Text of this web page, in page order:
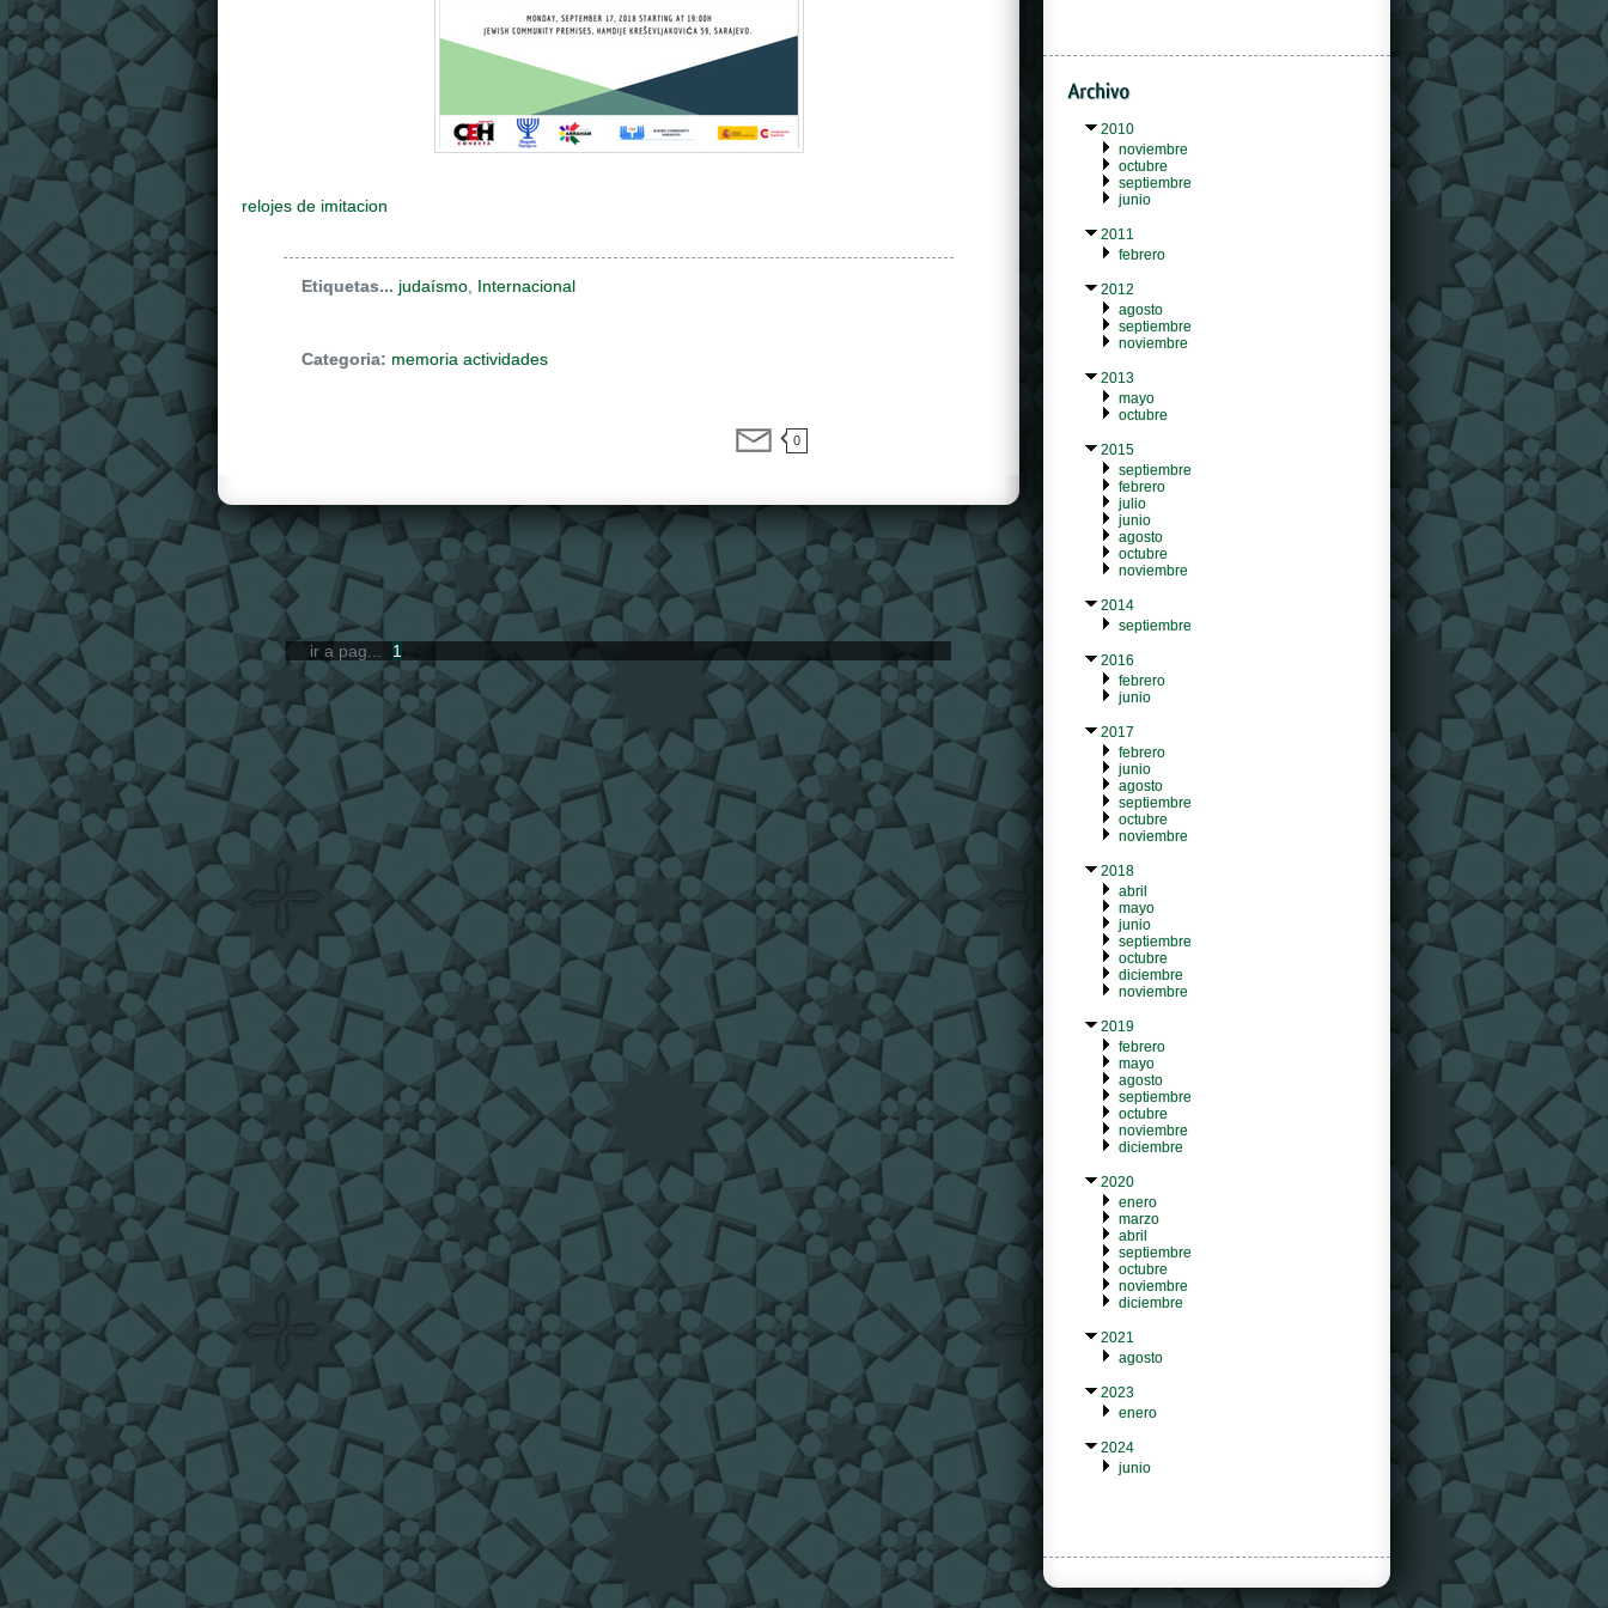
relojes de imitacion
Etiquetas... judaísmo Internacional
Categoria: memoria actividades
0
ir a pag... 1
2010
noviembre
octubre
septiembre
junio
2011
febrero
2012
agosto
septiembre
noviembre
2013
mayo
octubre
2015
septiembre
febrero
julio
junio
agosto
octubre
noviembre
2014
septiembre
2016
febrero
junio
2017
febrero
junio
agosto
septiembre
octubre
noviembre
2018
abril
mayo
junio
septiembre
octubre
diciembre
noviembre
2019
febrero
mayo
agosto
septiembre
octubre
noviembre
diciembre
2020
enero
marzo
abril
septiembre
octubre
noviembre
diciembre
2021
agosto
2023
enero
2024
junio